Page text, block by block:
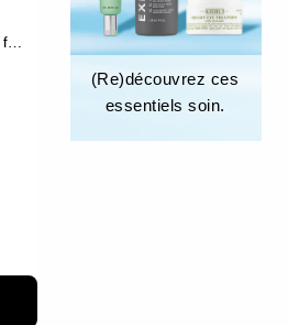
Crème Effet lift immédiat, fermeté & éclat
(Re)découvrez ces
essentiels soin.